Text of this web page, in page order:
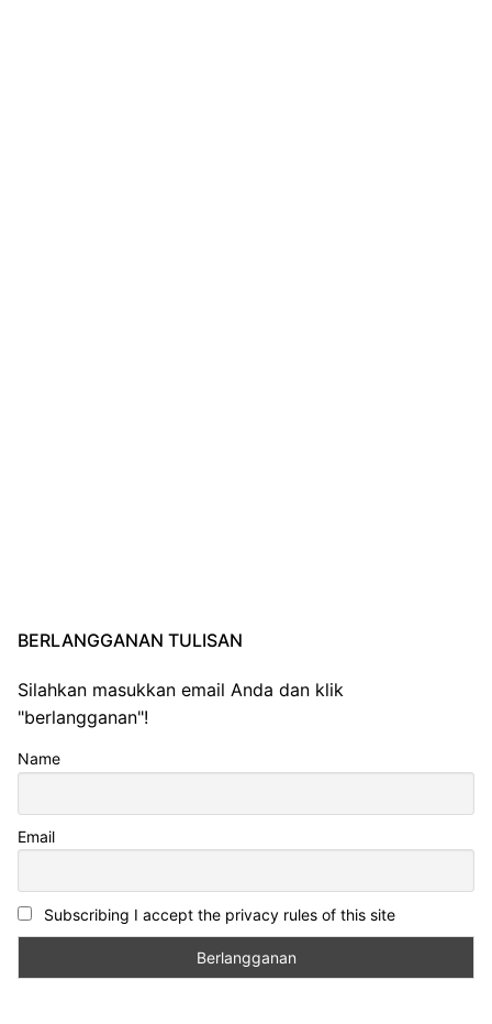
BERLANGGANAN TULISAN
Silahkan masukkan email Anda dan klik
"berlangganan"!
Name
Email
Subscribing I accept the privacy rules of this site